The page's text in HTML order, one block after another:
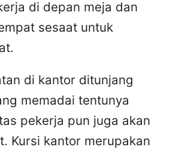
di depan meja dan
sesaat untuk
di kantor ditunjang
memadai tentunya
pekerja pun juga akan
Kursi kantor merupakan